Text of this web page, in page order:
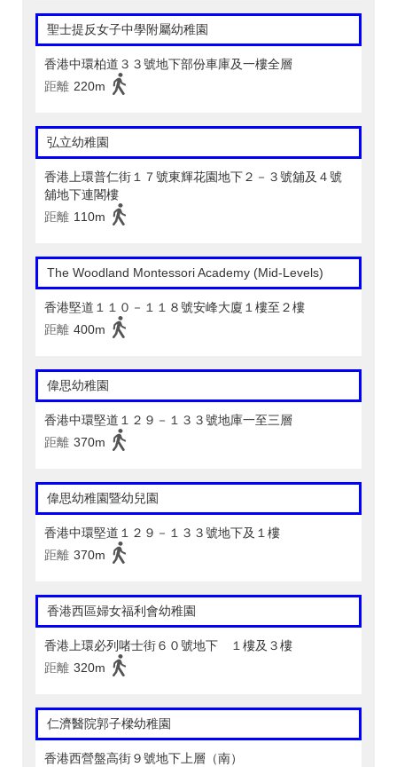
聖士提反女子中學附屬幼稚園
香港中環柏道３３號地下部份車庫及一樓全層
距離 220m
弘立幼稚園
香港上環普仁街１７號東輝花園地下２－３號舖及４號
舖地下連閣樓
距離 110m
The Woodland Montessori Academy (Mid-Levels)
香港堅道１１０－１１８號安峰大廈１樓至２樓
距離 400m
偉思幼稚園
香港中環堅道１２９－１３３號地庫一至三層
距離 370m
偉思幼稚園暨幼兒園
香港中環堅道１２９－１３３號地下及１樓
距離 370m
香港西區婦女福利會幼稚園
香港上環必列啫士街６０號地下 １樓及３樓
距離 320m
仁濟醫院郭子樑幼稚園
香港西營盤高街９號地下上層（南）